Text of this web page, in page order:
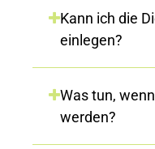
Kann ich die
einlegen?
Was tun,
werden?